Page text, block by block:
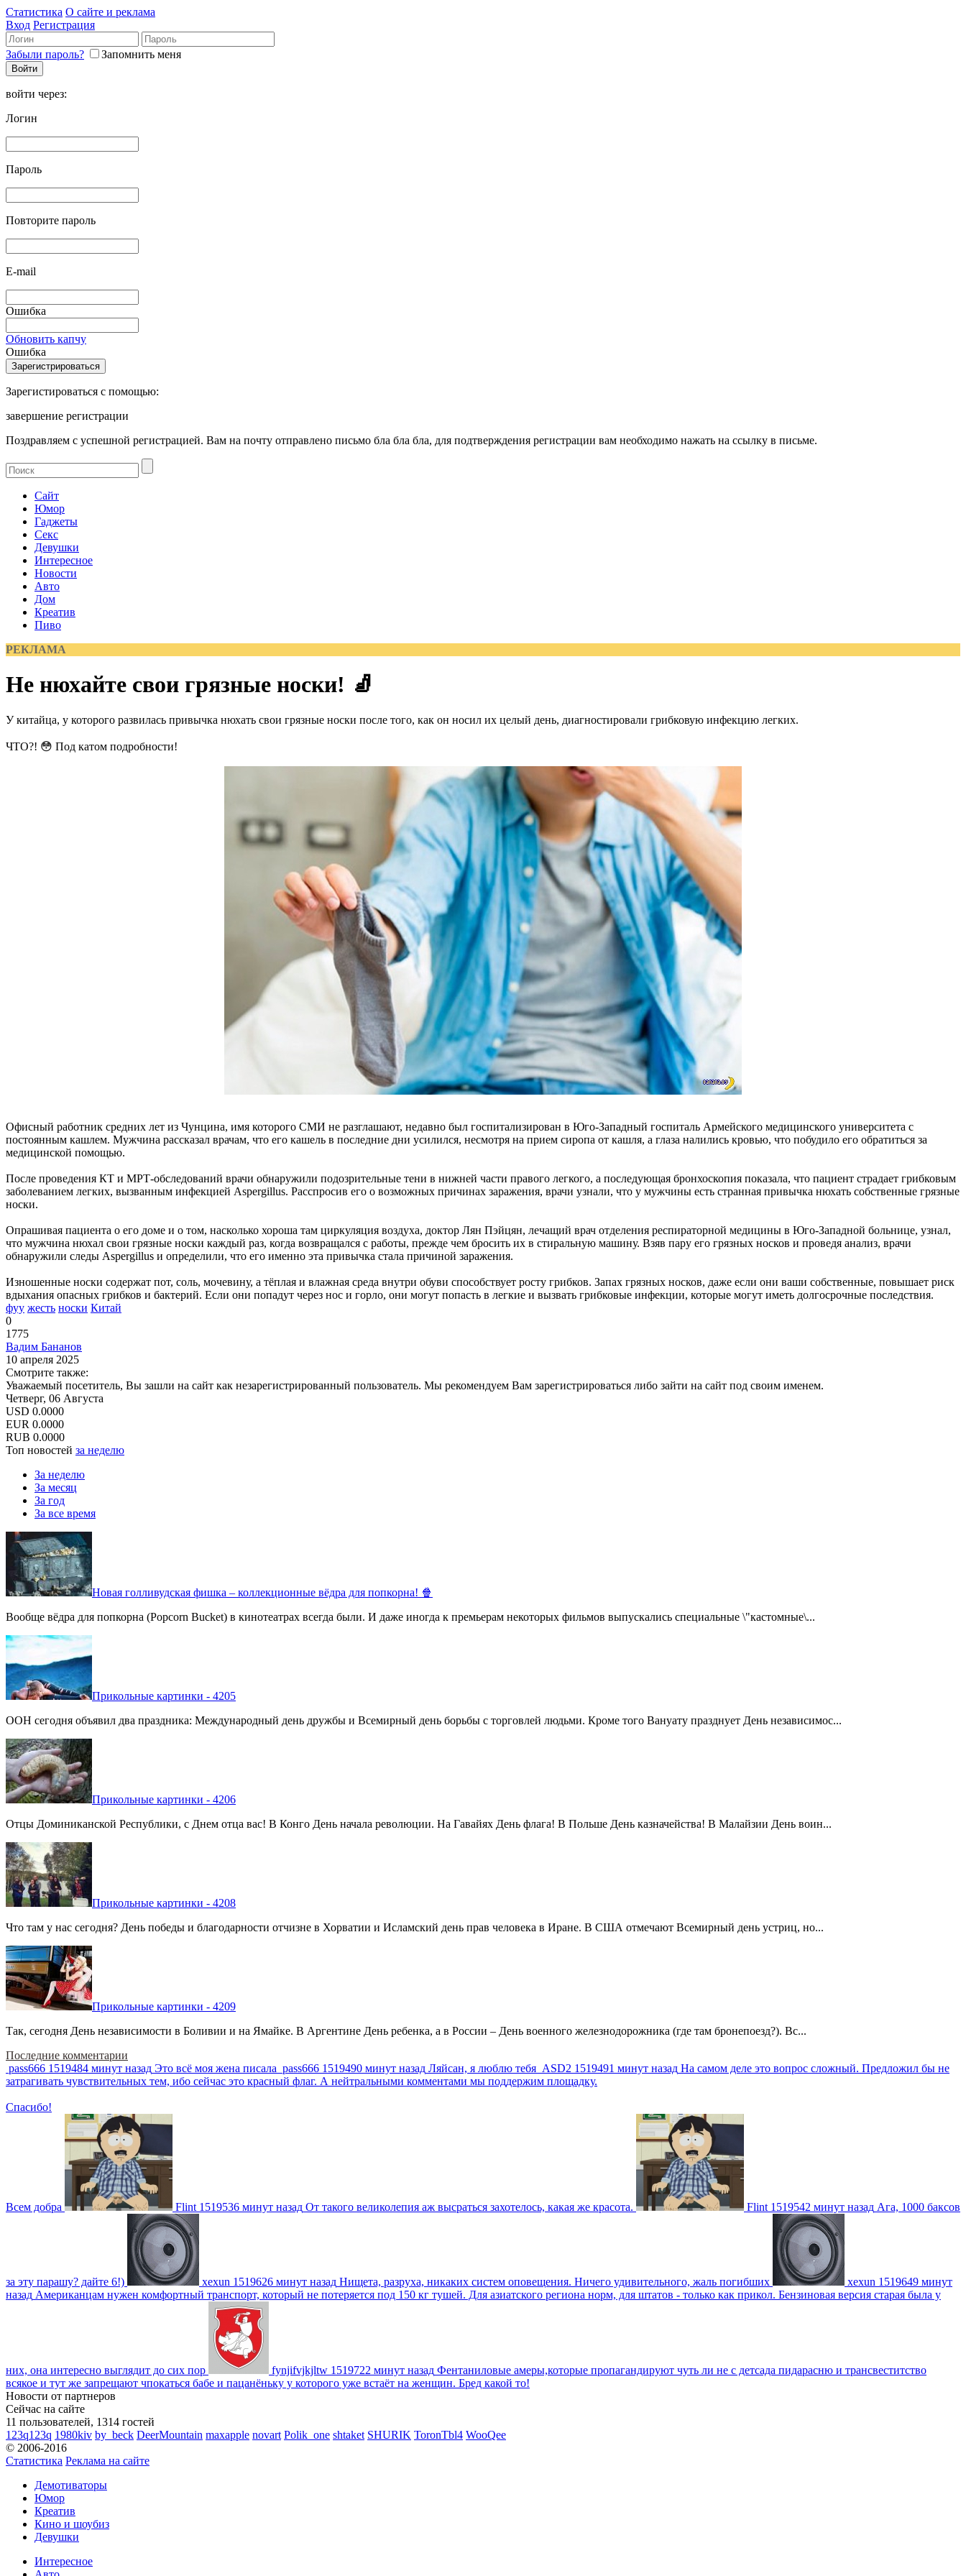
Статистика О сайте и реклама
Вход Регистрация
Забыли пароль? Запомнить меня
войти через:
Логин
Пароль
Повторите пароль
E-mail
Ошибка
Обновить капчу
Ошибка
Зарегистироваться с помощью:
завершение регистрации
Поздравляем с успешной регистрацией. Вам на почту отправлено письмо бла бла бла, для подтверждения регистрации вам необходимо нажать на ссылку в письме.
Сайт
Юмор
Гаджеты
Секс
Девушки
Интересное
Новости
Авто
Дом
Креатив
Пиво
РЕКЛАМА
Не нюхайте свои грязные носки! 🧦
У китайца, у которого развилась привычка нюхать свои грязные носки после того, как он носил их целый день, диагностировали грибковую инфекцию легких.
ЧТО?! 😳 Под катом подробности!
Офисный работник средних лет из Чунцина, имя которого СМИ не разглашают, недавно был госпитализирован в Юго-Западный госпиталь Армейского медицинского университета с
постоянным кашлем. Мужчина рассказал врачам, что его кашель в последние дни усилился, несмотря на прием сиропа от кашля, а глаза налились кровью, что побудило его обратиться за
медицинской помощью.
После проведения КТ и МРТ-обследований врачи обнаружили подозрительные тени в нижней части правого легкого, а последующая бронхоскопия показала, что пациент страдает грибковым
заболеванием легких, вызванным инфекцией Aspergillus. Расспросив его о возможных причинах заражения, врачи узнали, что у мужчины есть странная привычка нюхать собственные грязные
носки.
Опрашивая пациента о его доме и о том, насколько хороша там циркуляция воздуха, доктор Лян Пэйцян, лечащий врач отделения респираторной медицины в Юго-Западной больнице, узнал,
что мужчина нюхал свои грязные носки каждый раз, когда возвращался с работы, прежде чем бросить их в стиральную машину. Взяв пару его грязных носков и проведя анализ, врачи
обнаружили следы Aspergillus и определили, что его именно эта привычка стала причиной заражения.
Изношенные носки содержат пот, соль, мочевину, а тёплая и влажная среда внутри обуви способствует росту грибков. Запах грязных носков, даже если они ваши собственные, повышает риск
вдыхания опасных грибков и бактерий. Если они попадут через нос и горло, они могут попасть в легкие и вызвать грибковые инфекции, которые могут иметь долгосрочные последствия.
фуу жесть носки Китай
0
1775
Вадим Бананов
10 апреля 2025
Смотрите также:
Уважаемый посетитель, Вы зашли на сайт как незарегистрированный пользователь. Мы рекомендуем Вам зарегистрироваться либо зайти на сайт под своим именем.
Четверг, 06 Августа
USD 0.0000
EUR 0.0000
RUB 0.0000
Топ новостей за неделю
За неделю
За месяц
За год
За все время
Новая голливудская фишка – коллекционные вёдра для попкорна! 🍿
Вообще вёдра для попкорна (Popcorn Bucket) в кинотеатрах всегда были. И даже иногда к премьерам некоторых фильмов выпускались специальные \"кастомные\...
Прикольные картинки - 4205
ООН сегодня объявил два праздника: Международный день дружбы и Всемирный день борьбы с торговлей людьми. Кроме того Вануату празднует День независимос...
Прикольные картинки - 4206
Отцы Доминиканской Республики, с Днем отца вас! В Конго День начала революции. На Гавайях День флага! В Польше День казначейства! В Малайзии День воин...
Прикольные картинки - 4208
Что там у нас сегодня? День победы и благодарности отчизне в Хорватии и Исламский день прав человека в Иране. В США отмечают Всемирный день устриц, но...
Прикольные картинки - 4209
Так, сегодня День независимости в Боливии и на Ямайке. В Аргентине День ребенка, а в России – День военного железнодорожника (где там бронепоезд?). Вс...
Последние комментарии
pass666 1519484 минут назад Это всё моя жена писала pass666 1519490 минут назад Ляйсан, я люблю тебя ASD2 1519491 минут назад На самом деле это вопрос сложный. Предложил бы не
затрагивать чувствительных тем, ибо сейчас это красный флаг. А нейтральными комментами мы поддержим площадку.
Спасибо!
Всем добра Flint 1519536 минут назад От такого великолепия аж высраться захотелось, какая же красота. Flint 1519542 минут назад Ага, 1000 баксов
за эту парашу? дайте 6!) xexun 1519626 минут назад Нищета, разруха, никаких систем оповещения. Ничего удивительного, жаль погибших xexun 1519649 минут
назад Американцам нужен комфортный транспорт, который не потеряется под 150 кг тушей. Для азиатского региона норм, для штатов - только как прикол. Бензиновая версия старая была у
них, она интересно выглядит до сих пор fynjifvjkjltw 1519722 минут назад Фентаниловые амеры,которые пропагандируют чуть ли не с детсада пидарасню и трансвеститство
всякое и тут же запрещают чпокаться бабе и пацанёньку у которого уже встаёт на женщин. Бред какой то!
Новости от партнеров
Сейчас на сайте
11 пользователей, 1314 гостей
123q123q 1980kiv by_beck DeerMountain maxapple novart Polik_one shtaket SHURIK ToronTbl4 WooQee
© 2006-2016
Статистика Реклама на сайте
Демотиваторы
Юмор
Креатив
Кино и шоубиз
Девушки
Интересное